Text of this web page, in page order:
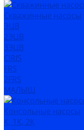
Скважинные насосы
ЭЦВ
2ЭЦВ
3ЭЦВ
CIRIS
FRS
2FRS
МАЛЫШ
Консольные насосы
К, 1К, 2К